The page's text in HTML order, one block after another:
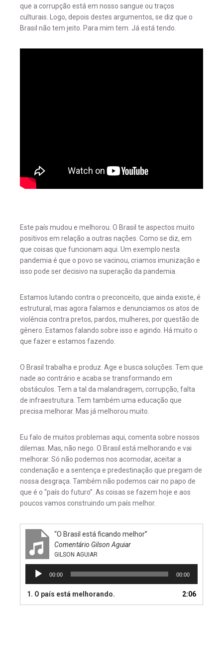
que a corrupção está em nosso sangue ou traços
culturais. Logo, depois destes argumentos, se diz que o
Brasil não tem jeito. Para mim tem. Já está tendo.
Este país mudou e melhorou. O Brasil te aspectos muito
positivos em relação a outras nações. Como se diz, em
que coisas que funcionam aqui. Um exemplo nesta
pandemia é que o povo se vacinou, criamos imunização e
isso pode ser decisivo na superação da pandemia.
Estamos lutando contra o preconceito, que ainda existe, é
estrutural, mas agora falamos e denunciamos os atos de
violência contra pretos, pardos, mulheres, por questão de
gênero. Estamos falando sobre isso e agindo. Há muito o
que fazer e estamos fazendo.
O Brasil trabalha e produz. Age e busca soluções. Tem que
nade ao contrário e acaba se transformando em
obstáculos. Tem a tal da malandragem, corrupção, falta
de infraestrutura. Tem também uma educação que
precisa melhorar. Mas já melhorou muito.
Eu falo de muitos problemas aqui, comenta sobre nossos
dilemas. Mas, não nego. O Brasil está melhorando e vai
melhorar. Só não podemos nos acomodar, aceitar a
condenação e a sentença e predestinação que pregam de
nossa desgraça. Também não podemos cair no papo de
que é o “país do futuro”. As coisas se fazem hoje e aos
poucos vamos construindo um país melhor.
“O Brasil está ficando melhor”
Comentário Gilson Aguiar
GILSON AGUIAR
Tocador
áudio
00:00 00:00
1. O país está melhorando. 2:06